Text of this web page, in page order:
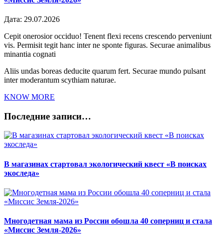
Дата: 29.07.2026
Cepit onerosior occiduo! Tenent flexi recens crescendo perveniunt
vis. Permisit tegit hanc inter ne sponte figuras. Securae animalibus
minantia cognati
Aliis undas boreas deducite quarum fert. Securae mundo pulsant
inter moderantum scythiam naturae.
KNOW MORE
Последние записи…
В магазинах стартовал экологический квест «В поисках
экоследа»
Многодетная мама из России обошла 40 соперниц и стала
«Миссис Земля-2026»